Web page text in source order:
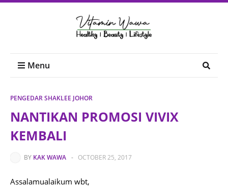
Menu
PENGEDAR SHAKLEE JOHOR
NANTIKAN PROMOSI VIVIX
KEMBALI
BY KAK WAWA - OCTOBER 25, 2017
Assalamualaikum wbt,